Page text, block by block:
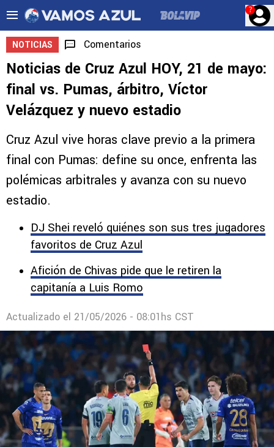
?
NOTICIAS Comentarios
Noticias de Cruz Azul HOY, 21 de mayo:
final vs. Pumas, árbitro, Víctor
Velázquez y nuevo estadio
Cruz Azul vive horas clave previo a la primera
final con Pumas: define su once, enfrenta las
polémicas arbitrales y avanza con su nuevo
estadio.
DJ Shei reveló quiénes son sus tres jugadores
favoritos de Cruz Azul
Afición de Chivas pide que le retiren la
capitanía a Luis Romo
Actualizado el 21/05/2026 - 08:01hs CST